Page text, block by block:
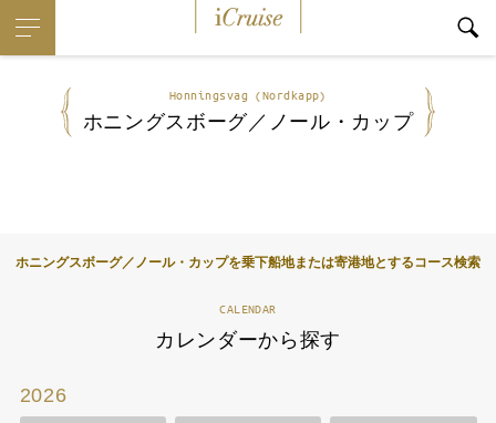
Honningsvag (Nordkapp)
ホニングスボーグ／ノール・カップ
ホニングスボーグ／ノール・カップを乗下船地または寄港地とするコース検索
CALENDAR
カレンダーから探す
2026